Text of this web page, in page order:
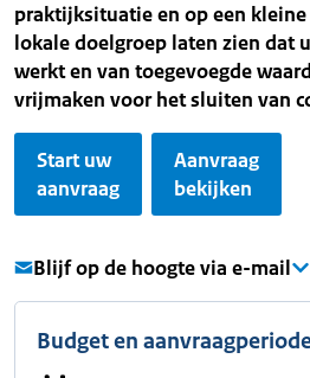
praktijksituatie en op een
lokale doelgroep laten zien dat
werkt en van toegevoegde
vrijmaken voor het sluiten van
Start uw
aanvraag
Aanvraag
bekijken
Blijf op de hoogte via e-mail
Budget en